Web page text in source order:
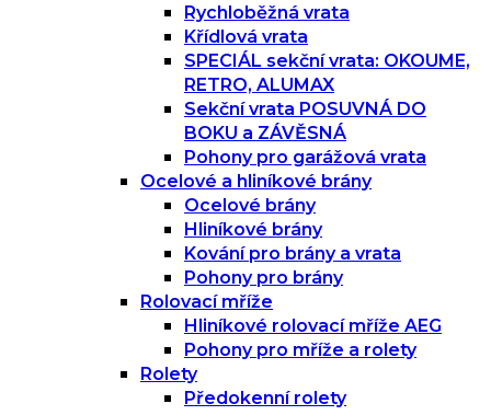
Rychloběžná vrata
Křídlová vrata
SPECIÁL sekční vrata: OKOUME,
RETRO, ALUMAX
Sekční vrata POSUVNÁ DO
BOKU a ZÁVĚSNÁ
Pohony pro garážová vrata
Ocelové a hliníkové brány
Ocelové brány
Hliníkové brány
Kování pro brány a vrata
Pohony pro brány
Rolovací mříže
Hliníkové rolovací mříže AEG
Pohony pro mříže a rolety
Rolety
Předokenní rolety